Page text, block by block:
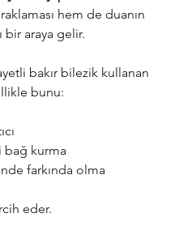
hem de duanın
bir araya gelir.
bakır bilezik kullanan
bunu:
bağ kurma
farkında olma
eder.